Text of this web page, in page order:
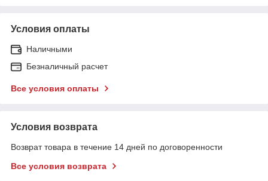
Условия оплаты
Наличными
Безналичный расчет
Все условия оплаты
Условия возврата
Возврат товара в течение 14 дней по договоренности
Все условия возврата